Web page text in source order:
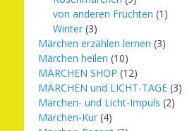
von anderen Früchten (1)
Winter (3)
Märchen erzählen lernen (3)
Märchen heilen (10)
MÄRCHEN SHOP (12)
MÄRCHEN und LICHT-TAGE (3)
Märchen- und Licht-Impuls (2)
Märchen-Kur (4)